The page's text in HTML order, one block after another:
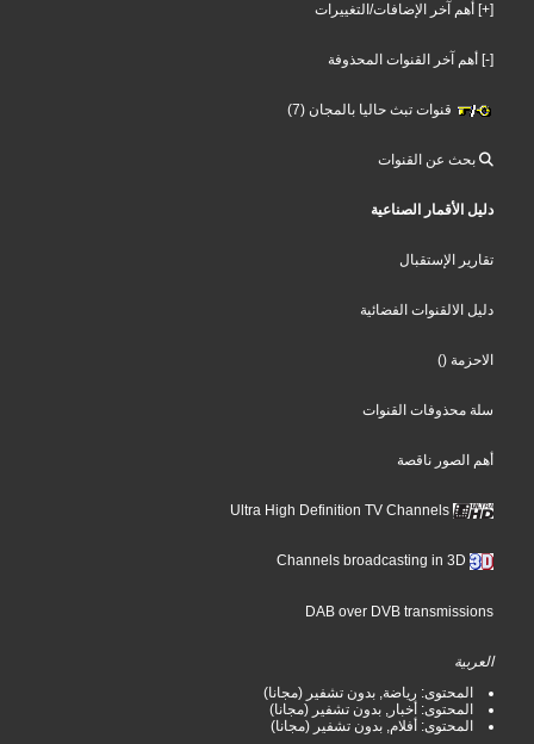
[+] أهم آخر الإضافات/التغييرات
[-] أهم آخر القنوات المحذوفة
قنوات تبث حاليا بالمجان (7)
بحث عن القنوات
دليل الأقمار الصناعية
تقارير الإستقبال
دليل الالقنوات الفضائية
الاحزمة ()
سلة محذوفات القنوات
أهم الصور ناقصة
Ultra High Definition TV Channels
DAB over DVB transmissions
العربية
المحتوى: رياضة, بدون تشفير (مجانا)
المحتوى: أخبار, بدون تشفير (مجانا)
المحتوى: أفلام, بدون تشفير (مجانا)